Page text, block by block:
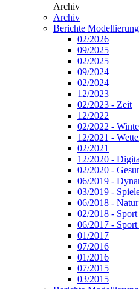
Archiv
Archiv
Berichte
02/2026
09/2025
02/2025
09/2024
02/2024
12/2023
02/2023 - Zeit
12/2022
02/2022 -
12/2021 -
02/2021
12/2020 -
02/2020 -
06/2019 -
03/2019 -
06/2018 -
02/2018 -
06/2017 -
01/2017
07/2016
01/2016
07/2015
03/2015